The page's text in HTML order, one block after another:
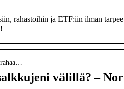
rahastoihin ja ETF:iin ilman
välillä? –